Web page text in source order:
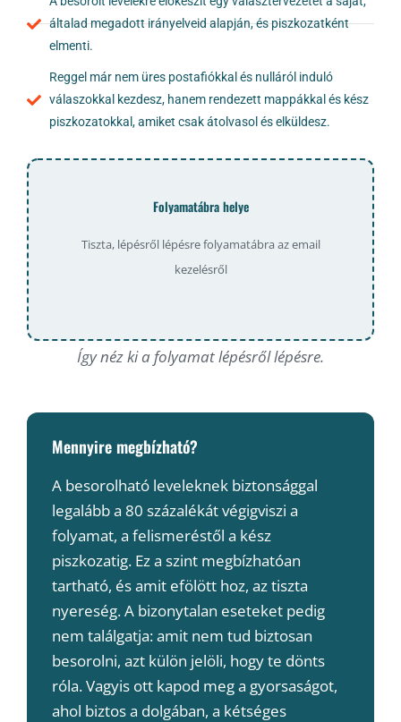
általad megadott irányelveid alapján, és piszkozatként
elmenti.
Reggel már nem üres postafiókkal és nulláról induló
válaszokkal kezdesz, hanem rendezett mappákkal és kész
piszkozatokkal, amiket csak átolvasol és elküldesz.
Folyamatábra helye
Tiszta, lépésről lépésre folyamatábra az email
kezelésről
Így néz ki a folyamat lépésről lépésre.
Mennyire megbízható?
A besorolható leveleknek biztonsággal
legalább a 80 százalékát végigviszi a
folyamat, a felismeréstől a kész
piszkozatig. Ez a szint megbízhatóan
tartható, és amit efölött hoz, az tiszta
nyereség. A bizonytalan eseteket pedig
nem találgatja: amit nem tud biztosan
besorolni, azt külön jelöli, hogy te dönts
róla. Vagyis ott kapod meg a gyorsaságot,
ahol biztos a dolgában, a kétséges